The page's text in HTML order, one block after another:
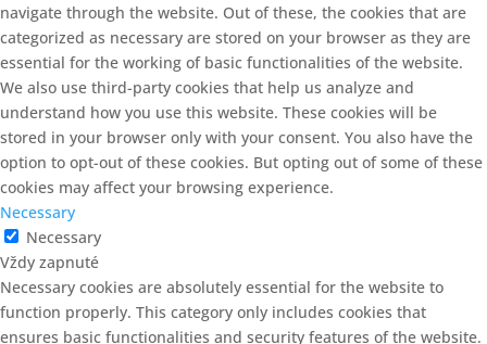
navigate through the website. Out of these, the cookies that are
categorized as necessary are stored on your browser as they are
essential for the working of basic functionalities of the website.
We also use third-party cookies that help us analyze and
understand how you use this website. These cookies will be
stored in your browser only with your consent. You also have the
option to opt-out of these cookies. But opting out of some of these
cookies may affect your browsing experience.
Necessary
Necessary
Vždy zapnuté
Necessary cookies are absolutely essential for the website to
function properly. This category only includes cookies that
ensures basic functionalities and security features of the website.